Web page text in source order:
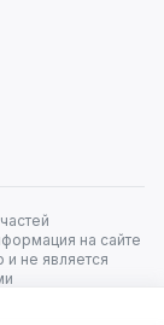
на сайте
не является